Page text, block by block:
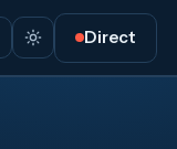
Direct